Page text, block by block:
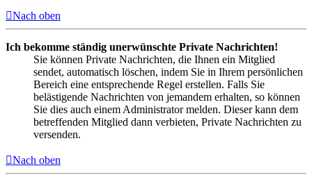
Nach oben
Ich bekomme ständig unerwünschte Private Nachrichten!
Sie können Private Nachrichten, die Ihnen ein Mitglied
sendet, automatisch löschen, indem Sie in Ihrem persönlichen
Bereich eine entsprechende Regel erstellen. Falls Sie
belästigende Nachrichten von jemandem erhalten, so können
Sie dies auch einem Administrator melden. Dieser kann dem
betreffenden Mitglied dann verbieten, Private Nachrichten zu
versenden.
Nach oben